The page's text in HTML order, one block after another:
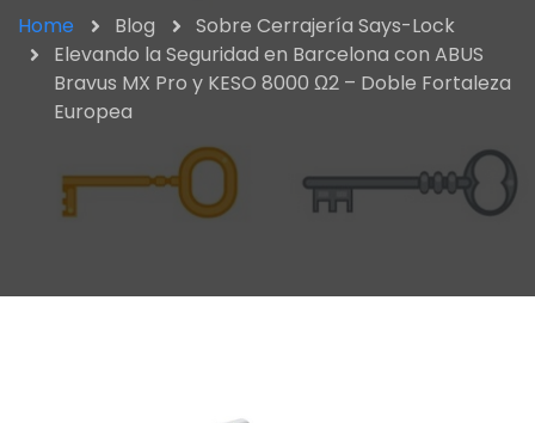
Home Blog
Sobre Cerrajería Says-Lock
Elevando la Seguridad en Barcelona con ABUS
Bravus MX Pro y KESO 8000 Ω2 – Doble Fortaleza
Europea